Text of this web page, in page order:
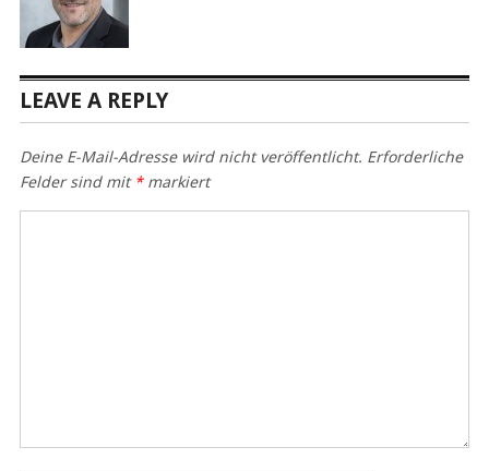
LEAVE A REPLY
Deine E-Mail-Adresse wird nicht veröffentlicht. Erforderliche
Felder sind mit *markiert